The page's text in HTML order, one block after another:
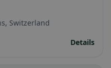
Switzerland
Details